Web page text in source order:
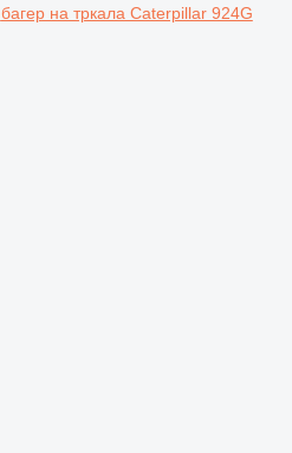
багер на тркала Caterpillar 924G